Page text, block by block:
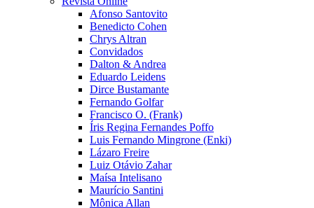
Afonso Santovito
Benedicto Cohen
Chrys Altran
Convidados
Dalton & Andrea
Eduardo Leidens
Dirce Bustamante
Fernando Golfar
Francisco O. (Frank)
Íris Regina Fernandes Poffo
Luis Fernando Mingrone (Enki)
Lázaro Freire
Luiz Otávio Zahar
Maísa Intelisano
Maurício Santini
Mônica Allan